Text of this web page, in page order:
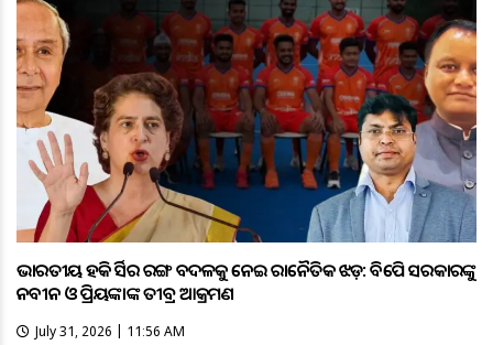
ଭାରତୀୟ ହକି ଜର୍ସିର ରଙ୍ଗ ବଦଳକୁ ନେଇ ରାଜନୈତିକ ଝଡ଼: ବିଜେପି ସରକାରଙ୍କୁ
ନବୀନ ଓ ପ୍ରିୟଙ୍କାଙ୍କ ତୀବ୍ର ଆକ୍ରମଣ
July 31, 2026 | 11:56 AM